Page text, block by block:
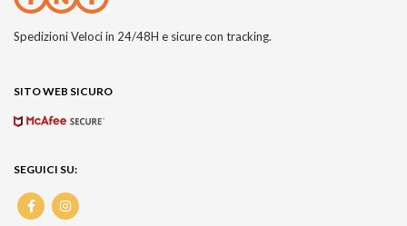
Spedizioni Veloci in 24/48H e sicure con tracking.
SITO WEB SICURO
SEGUICI SU: